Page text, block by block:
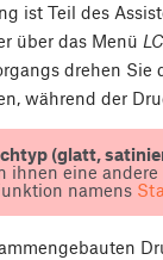
ist Teil des
über das Menü
drehen
während der
(glatt,
ihnen eine
namens